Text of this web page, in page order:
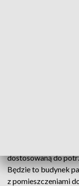
dostosowaną do
Będzie to budynek
z pomieszczeniami